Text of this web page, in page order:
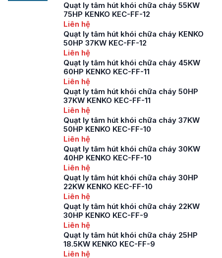
Quạt ly tâm hút khói chữa cháy 55KW
75HP KENKO KEC-FF-12
Liên hệ
Quạt ly tâm hút khói chữa cháy KENKO
50HP 37KW KEC-FF-12
Liên hệ
Quạt ly tâm hút khói chữa cháy 45KW
60HP KENKO KEC-FF-11
Liên hệ
Quạt ly tâm hút khói chữa cháy 50HP
37KW KENKO KEC-FF-11
Liên hệ
Quạt ly tâm hút khói chữa cháy 37KW
50HP KENKO KEC-FF-10
Liên hệ
Quạt ly tâm hút khói chữa cháy 30KW
40HP KENKO KEC-FF-10
Liên hệ
Quạt ly tâm hút khói chữa cháy 30HP
22KW KENKO KEC-FF-10
Liên hệ
Quạt ly tâm hút khói chữa cháy 22KW
30HP KENKO KEC-FF-9
Liên hệ
Quạt ly tâm hút khói chữa cháy 25HP
18.5KW KENKO KEC-FF-9
Liên hệ